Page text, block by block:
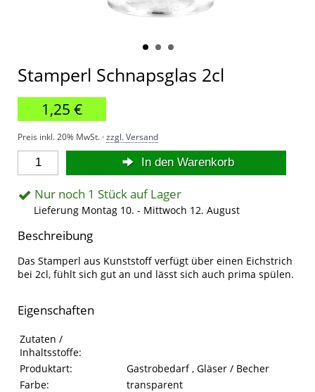
Stamperl Schnapsglas 2cl
1,25 €
Preis inkl. 20% MwSt. ·zzgl. Versand
In den Warenkorb
Nur noch 1 Stück auf Lager
Lieferung Montag 10. - Mittwoch 12. August
Beschreibung
Das Stamperl aus Kunststoff verfügt über einen Eichstrich
bei 2cl, fühlt sich gut an und lässt sich auch prima spülen.
Eigenschaften
Eigenschaften des Produkts
Eigenschaft
Zutaten /
Inhaltsstoffe:
Produktart:
Gastrobedarf , Gläser / Becher
Farbe:
transparent